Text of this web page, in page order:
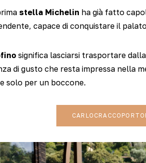
stella Michelin ha già fatto
capace di conquistare il
significa lasciarsi trasportare
di gusto che resta impressa nella
solo per un boccone.